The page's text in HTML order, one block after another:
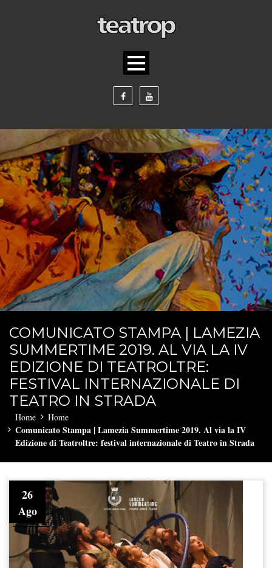
COMUNICATO STAMPA | LAMEZIA
SUMMERTIME 2019. AL VIA LA IV
EDIZIONE DI TEATROLTRE:
FESTIVAL INTERNAZIONALE DI
TEATRO IN STRADA
Home Home
Comunicato Stampa | Lamezia Summertime 2019. Al via la IV
Edizione di Teatroltre: festival internazionale di Teatro in Strada
26
Ago